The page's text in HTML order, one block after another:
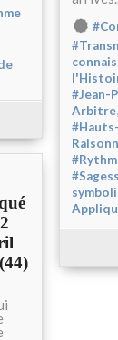
#Jean-
Arbitre,